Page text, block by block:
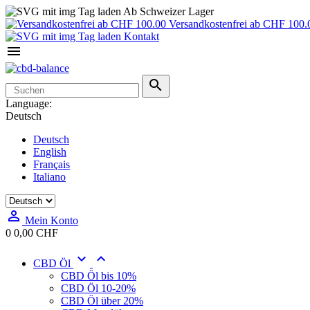
Ab Schweizer Lager
Versandkostenfrei ab CHF
Kontakt


Language:
Deutsch
Deutsch
English
Français
Italiano
 Mein Konto
0 0,00 CHF
CBD Öl  
CBD Öl bis 10%
CBD Öl 10-20%
CBD Öl über 20%